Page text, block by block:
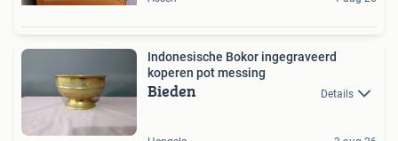
Indonesische Bokor ingegraveerd
koperen pot messing
Bieden Details